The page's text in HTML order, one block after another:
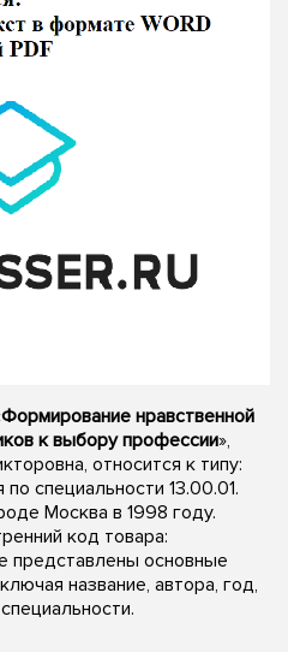
Формирование нравственной
к выбору профессии»,
относится к типу:
специальности 13.00.01.
Москва в 1998 году.
код товара:
представлены основные
название, автора, год,